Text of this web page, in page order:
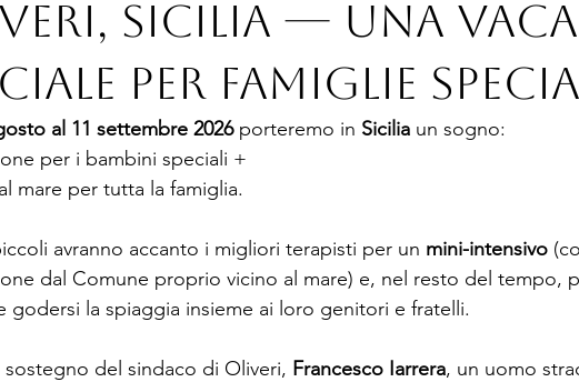
Sicilia — una
per famiglie
al 11 settembre 2026 porteremo in Sicilia un sogno:
per i bambini speciali +
mare per tutta la famiglia.
avranno accanto i migliori terapisti per un mini-intensivo
dal Comune proprio vicino al mare) e, nel resto del tempo,
godersi la spiaggia insieme ai loro genitori e fratelli.
sostegno del sindaco di Oliveri, Francesco Iarrera, un uomo